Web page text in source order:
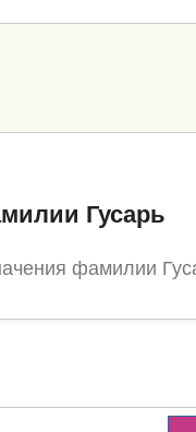
Гусарь
фамилии